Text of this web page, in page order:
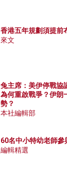
香港五年規劃須提前
來文
兔主席：美伊停戰協
為何重啟戰爭？伊朗
勢？
本社編輯部
60名中小特幼老師
編輯精選